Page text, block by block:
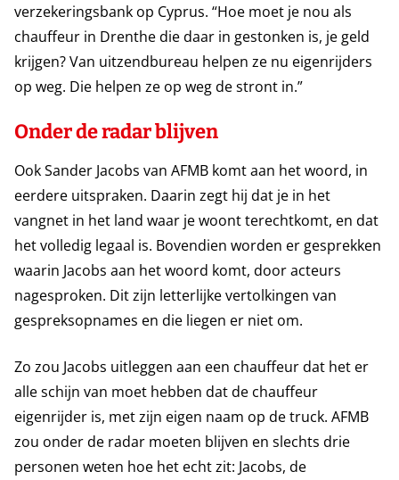
verzekeringsbank op Cyprus. “Hoe moet je nou als
chauffeur in Drenthe die daar in gestonken is, je geld
krijgen? Van uitzendbureau helpen ze nu eigenrijders
op weg. Die helpen ze op weg de stront in.”
Onder de radar blijven
Ook Sander Jacobs van AFMB komt aan het woord, in
eerdere uitspraken. Daarin zegt hij dat je in het
vangnet in het land waar je woont terechtkomt, en dat
het volledig legaal is. Bovendien worden er gesprekken
waarin Jacobs aan het woord komt, door acteurs
nagesproken. Dit zijn letterlijke vertolkingen van
gespreksopnames en die liegen er niet om.
Zo zou Jacobs uitleggen aan een chauffeur dat het er
alle schijn van moet hebben dat de chauffeur
eigenrijder is, met zijn eigen naam op de truck. AFMB
zou onder de radar moeten blijven en slechts drie
personen weten hoe het echt zit: Jacobs, de